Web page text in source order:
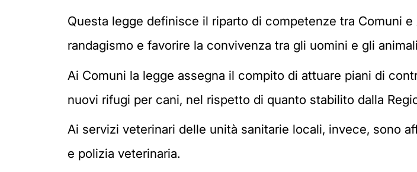
Questa legge definisce il riparto di competenze tra Comuni
randagismo e favorire la convivenza tra gli uomini e gli
Ai Comuni la legge assegna il compito di attuare piani di
nuovi rifugi per cani, nel rispetto di quanto stabilito dalla
Ai servizi veterinari delle unità sanitarie locali, invece, sono
e polizia veterinaria.